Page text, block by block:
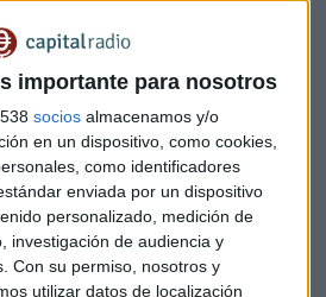
importante para nosotros
socios almacenamos y/o
en un dispositivo, como cookies,
como identificadores
enviada por un dispositivo
personalizado, medición de
investigación de audiencia y
Con su permiso, nosotros y
utilizar datos de localización
ya existen líderes femeninas
ninguna de ellas reúne las tres
Jorge Díaz.
completa aquí:
ha sido eliminado